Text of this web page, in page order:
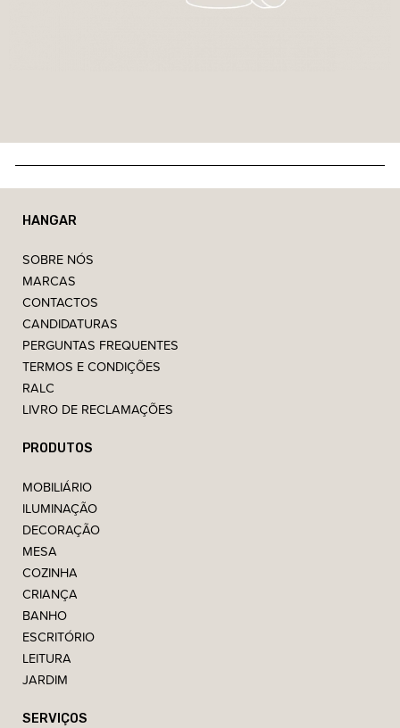
HANGAR
SOBRE NÓS
MARCAS
CONTACTOS
CANDIDATURAS
PERGUNTAS FREQUENTES
TERMOS E CONDIÇÕES
RALC
LIVRO DE RECLAMAÇÕES
PRODUTOS
MOBILIÁRIO
ILUMINAÇÃO
DECORAÇÃO
MESA
COZINHA
CRIANÇA
BANHO
ESCRITÓRIO
LEITURA
JARDIM
SERVIÇOS